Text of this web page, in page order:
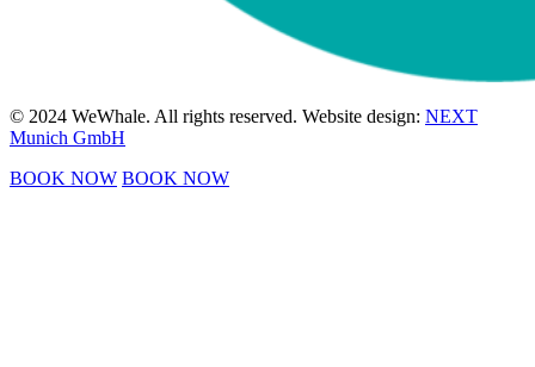
© 2024 WeWhale. All rights reserved. Website design: NEXT
Munich GmbH
BOOK NOW BOOK NOW